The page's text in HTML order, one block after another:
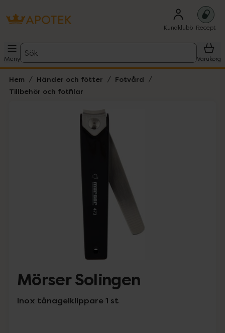
Kundklubb Recept
Meny
Sök
Varukorg
Hem Händer och fötter
Fotvård
Tillbehör och fotfilar
Lista: . Innehåller 1 objekt.
Mörser Solingen
Inox tånagelklippare 1 st